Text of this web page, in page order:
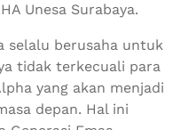
Unesa Surabaya.
selalu berusaha untuk
tidak terkecuali para
yang akan menjadi
depan. Hal ini